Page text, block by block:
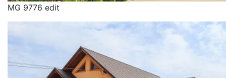
MG 9776 edit